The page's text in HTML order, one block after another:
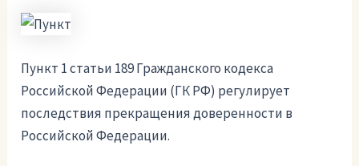
Пункт 1 статьи 189 Гражданского кодекса
Российской Федерации (ГК РФ) регулирует
последствия прекращения доверенности в
Российской Федерации.